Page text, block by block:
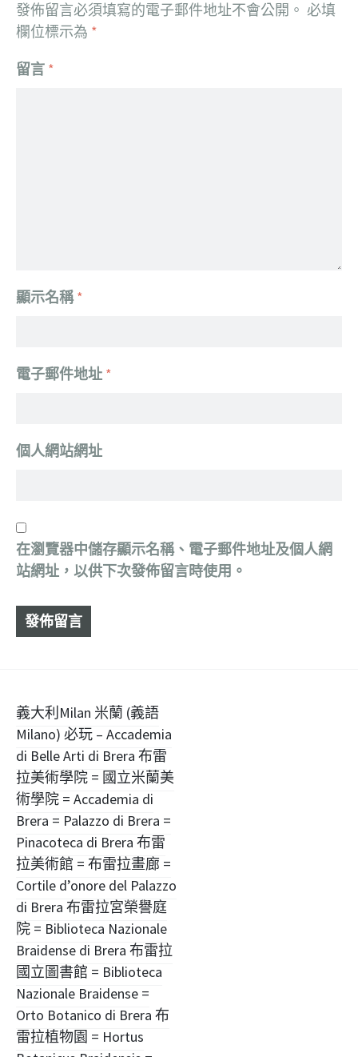
發佈留言必須填寫的電子郵件地址不會公開。 必填
欄位標示為 *
留言 *
顯示名稱*
電子郵件地址 *
個人網站網址
在瀏覽器中儲存顯示名稱、電子郵件地址及個人網
站網址，以供下次發佈留言時使用。
文
章
導
覽
義大利Milan 米蘭 (義語
Milano) 必玩 – Accademia
di Belle Arti di Brera 布雷
拉美術學院 = 國立米蘭美
術學院 = Accademia di
Brera = Palazzo di Brera =
Pinacoteca di Brera 布雷
拉美術館 = 布雷拉畫廊 =
Cortile d’onore del Palazzo
di Brera 布雷拉宮榮譽庭
院 = Biblioteca Nazionale
Braidense di Brera 布雷拉
國立圖書館 = Biblioteca
Nazionale Braidense =
Orto Botanico di Brera 布
雷拉植物園 = Hortus